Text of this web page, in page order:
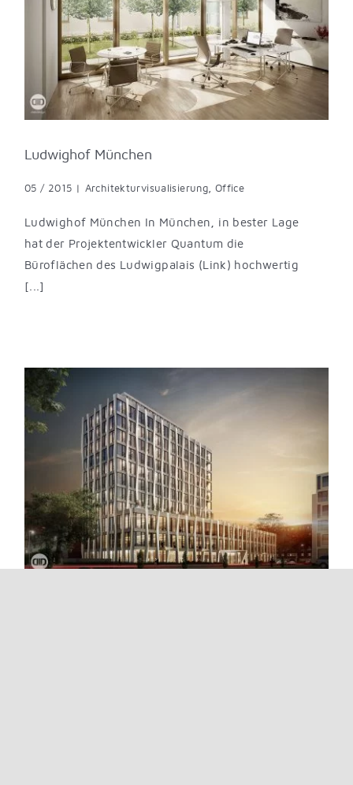
Ludwighof München
05 / 2015 | Architekturvisualisierung, Office
Ludwighof München In München, in bester Lage
hat der Projektentwickler Quantum die
Büroflächen des Ludwigpalais (Link) hochwertig
[...]